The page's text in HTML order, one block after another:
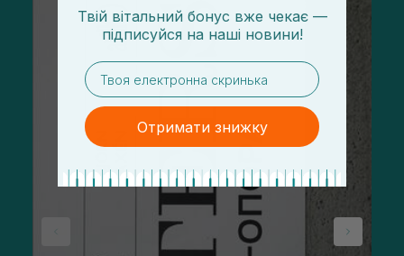
Твій вітальний бонус вже чекає —
підписуйся на наші новини!
email
Отримати знижку